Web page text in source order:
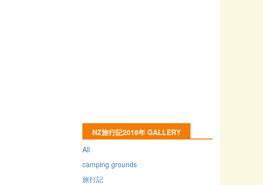
NZ旅行記2018年 GALLERY
All
camping grounds
旅行記